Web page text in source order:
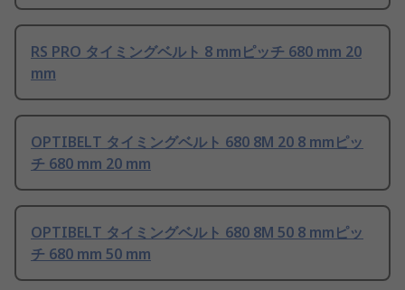
RS PRO タイミングベルト 8 mmピッチ 680 mm 20
mm
OPTIBELT タイミングベルト 680 8M 20 8 mmピッ
チ 680 mm 20 mm
OPTIBELT タイミングベルト 680 8M 50 8 mmピッ
チ 680 mm 50 mm